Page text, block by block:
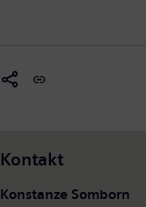
Kontakt
Konstanze Somborn